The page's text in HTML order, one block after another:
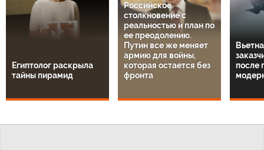
Египтолог раскрыла
тайны пирамид
Российское
столкновение с
реальностью и план по
ее преодолению.
Путин все же меняет
армию для войны,
которая остается без
фронта
после